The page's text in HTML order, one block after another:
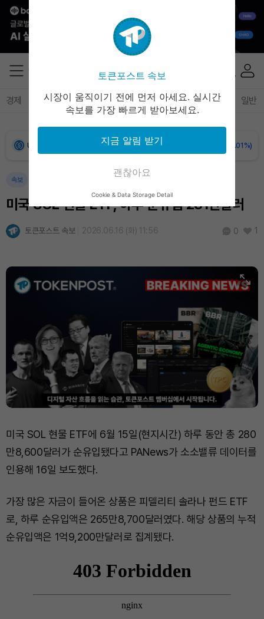
경제 마켓 정책 정치 인사이트 브리핑 속보 일반
Bitcoin (BTC)
Ethereum (ETH) (-0.11%)
₩846,791
USDC (USDC) (-0.01%)
Solana (SOL) (+2.10%)
TRON (TRX) (+0.59%)
Dogecoin (DOGE) ₩98.59(-0.46%)
₩91,188,881(-0.31%)
속보
미국 SOL 현물 ETF, 하루 순유입 281만달러
토큰포스트 속보 2026.06.16 (화) 11:56 0 1
미국 SOL 현물 ETF에 6월 15일(현지시간) 하루 동안 총 280
만8,600달러가 순유입됐다고 PANews가 소소밸류 데이터를
인용해 16일 보도했다.
가장 많은 자금이 들어온 상품은 피델리티 솔라나 펀드 ETF
로, 하루 순유입액은 265만8,700달러였다. 해당 상품의 누적
순유입액은 1억9,200만달러로 집계됐다.
토큰포스트 속보
시장이 움직이기 전에 먼저 아세요. 실시간
속보를 가장 빠르게 받아보세요.
지금 알림 받기
괜찮아요
Cookie & Data Storage Detail